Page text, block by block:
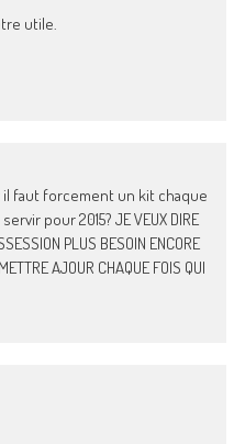
utile.
faut forcement un kit chaque
pour 2015? JE VEUX DIRE
PLUS BESOIN ENCORE
AJOUR CHAQUE FOIS QUI